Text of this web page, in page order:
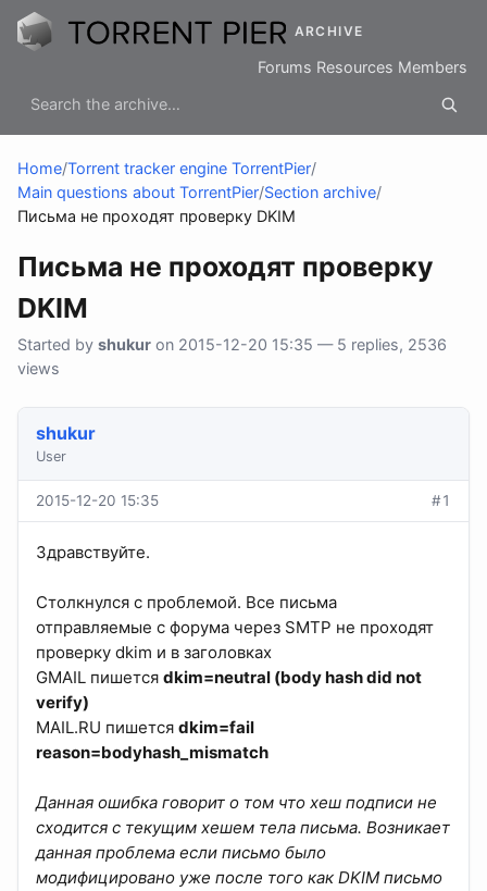
ARCHIVE
Forums Resources Members
Home/Torrent tracker engine TorrentPier/
Main questions about TorrentPier/Section archive/
Письма не проходят проверку DKIM
Письма не проходят проверку
DKIM
Started by shukur on 2015-12-20 15:35 — 5 replies, 2536
views
shukur
User
2015-12-20 15:35 #1
Здравствуйте.
Столкнулся с проблемой. Все письма
отправляемые с форума через SMTP не проходят
проверку dkim и в заголовках
GMAIL пишется dkim=neutral (body hash did not
verify)
MAIL.RU пишется dkim=fail
reason=bodyhash_mismatch
Данная ошибка говорит о том что хеш подписи не
сходится с текущим хешем тела письма. Возникает
данная проблема если письмо было
модифицировано уже после того как DKIM письмо